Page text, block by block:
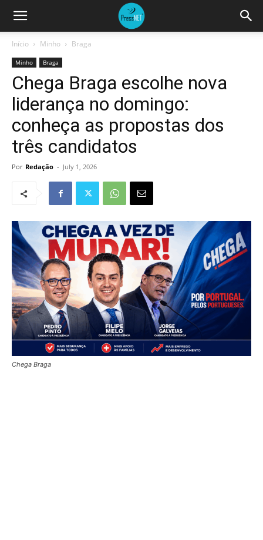
Início Minho Braga
Minho Braga
Chega Braga escolhe nova
liderança no domingo:
conheça as propostas dos
três candidatos
Por Redação - July 1, 2026
Chega Braga